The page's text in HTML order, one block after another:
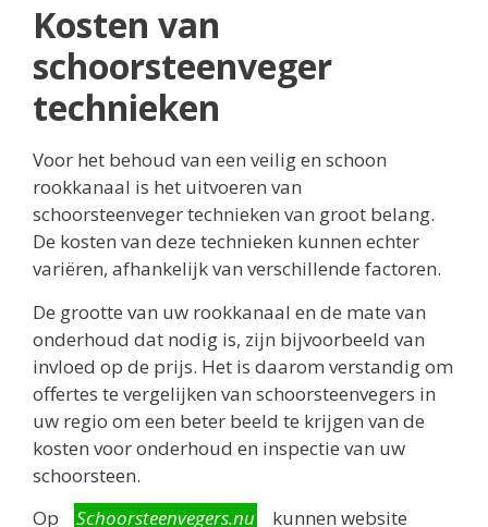
Kosten van
schoorsteenveger
technieken
Voor het behoud van een veilig en schoon
rookkanaal is het uitvoeren van
schoorsteenveger technieken van groot belang.
De kosten van deze technieken kunnen echter
variëren, afhankelijk van verschillende factoren.
De grootte van uw rookkanaal en de mate van
onderhoud dat nodig is, zijn bijvoorbeeld van
invloed op de prijs. Het is daarom verstandig om
offertes te vergelijken van schoorsteenvegers in
uw regio om een beter beeld te krijgen van de
kosten voor onderhoud en inspectie van uw
schoorsteen.
Op
Schoorsteenvegers.nu kunnen website